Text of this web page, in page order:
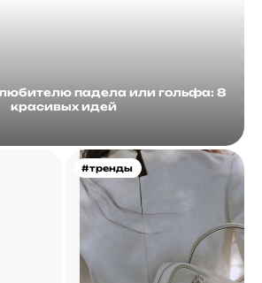
падела или гольфа: 8
красивых идей
#тренды